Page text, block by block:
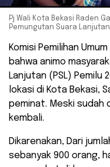
Pj Wali Kota Bekasi Raden
Pemungutan Suara
Komisi Pemilihan
bahwa animo
Lanjutan (PSL) Pemilu
lokasi di Kota Bekasi,
peminat. Meski sudah
kembali.
Dikarenakan, Dari
sebanyak 900 orang,